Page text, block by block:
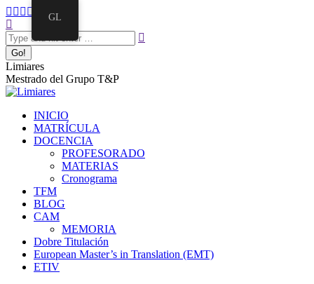
Limiares
Mestrado del Grupo T&P
INICIO
MATRÍCULA
DOCENCIA
PROFESORADO
MATERIAS
Cronograma
TFM
BLOG
CAM
MEMORIA
Dobre Titulación
European Master’s in Translation (EMT)
ETIV
GL